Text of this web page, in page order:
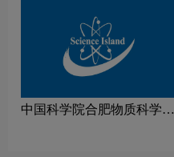
中国科学院合肥物质科学研